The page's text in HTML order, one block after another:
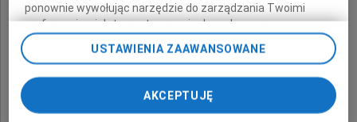
Wyrazy głębokiego współczucia
wsparcia w tych trudnych chwilach
Rodzinie i Najbliższym
ponownie wywołując narzędzie do zarządzania Twoimi
preferencjami dot. przetwarzania danych poprzez
odnośnik „Ustawienia prywatności” w stopce serwisu i
przechodząc do sekcji „Ustawienia zaawansowane”.
pomocą ustawień przeglądarki.
USTAWIENIA ZAAWANSOWANE
AKCEPTUJĘ